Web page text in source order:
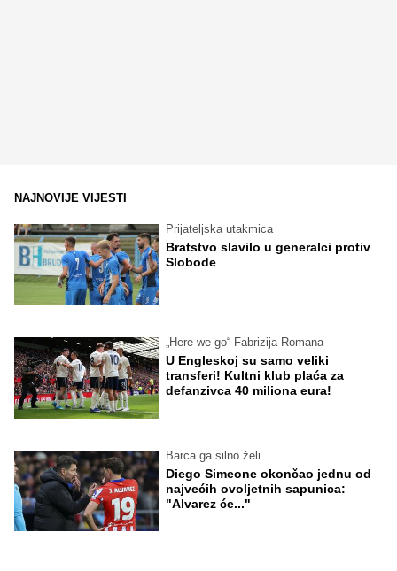
NAJNOVIJE VIJESTI
Prijateljska utakmica
Bratstvo slavilo u generalci protiv
Slobode
„Here we go“ Fabrizija Romana
U Engleskoj su samo veliki
transferi! Kultni klub plaća za
defanzivca 40 miliona eura!
Barca ga silno želi
Diego Simeone okončao jednu od
najvećih ovoljetnih sapunica:
"Alvarez će..."